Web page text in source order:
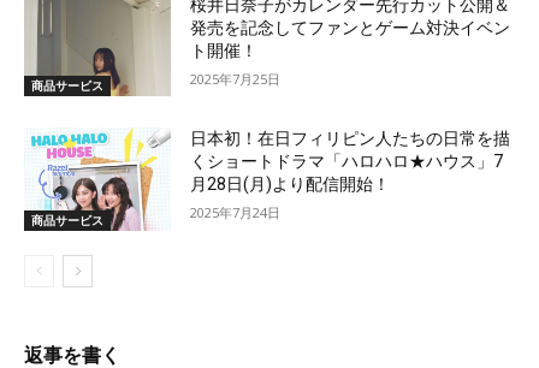
商品サービス
桜井日奈子がカレンダー先行カット公開＆
発売を記念してファンとゲーム対決イベン
ト開催！
2025年7月25日
商品サービス
日本初！在日フィリピン人たちの日常を描
くショートドラマ「ハロハロ★ハウス」7
月28日(月)より配信開始！
2025年7月24日
返事を書く